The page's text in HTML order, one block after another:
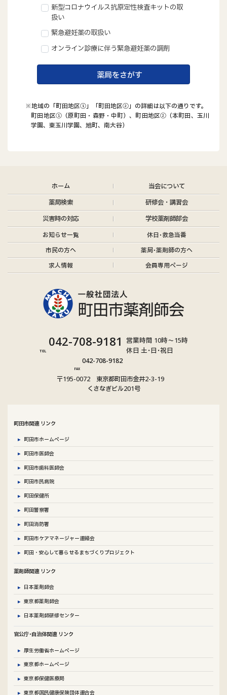
新型コロナウイルス抗原定性検査キットの取
扱い
緊急避妊薬の取扱い
オンライン診療に伴う緊急避妊薬の調剤
薬局をさがす
※地域の「町田地区①」「町田地区②」の詳細は以下の通りです。
町田地区①（原町田・森野・中町）、町田地区②（本町田、玉川
学園、東玉川学園、旭町、南大谷）
ホーム
当会について
薬局検索
研修会・講習会
災害時の対応
学校薬剤師部会
お知らせ一覧
休日･救急当番
市民の方へ
薬局･薬剤師の方へ
求人情報
会員専用ページ
TEL
042-708-9181
FAX
042-708-9182
ル
ー
営業時間 10時～15時
休日 土･日･祝日
〒195-0072 東京都町田市金井2-3-19
くさなぎビル201号
町田市関連 リンク
町田市ホームページ
町田市医師会
町田市歯科医師会
町田市民病院
町田保健所
町田警察署
町田消防署
町田市ケアマネージャー連絡会
町田・安心して暮らせるまちづくりプロジェクト
薬剤師関連 リンク
日本薬剤師会
東京都薬剤師会
日本薬剤師研修センター
官公庁･自治体関連 リンク
厚生労働省ホームページ
東京都ホームページ
東京都保健医療局
東京都国民健康保険団体連合会